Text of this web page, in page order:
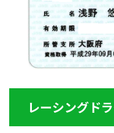
レーシングド